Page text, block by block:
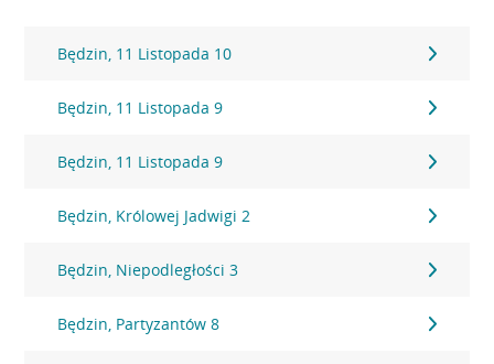
Będzin, 11 Listopada 10
Będzin, 11 Listopada 9
Będzin, 11 Listopada 9
Będzin, Królowej Jadwigi 2
Będzin, Niepodległości 3
Będzin, Partyzantów 8